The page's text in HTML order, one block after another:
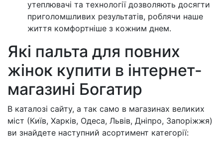
утеплювачі та технології дозволяють досягти
приголомшливих результатів, роблячи наше
життя комфортніше з кожним днем.
Які пальта для повних
жінок купити в інтернет-
магазині Богатир
В каталозі сайту, а так само в магазинах великих
міст (Київ, Харків, Одеса, Львів, Дніпро, Запоріжжя)
ви знайдете наступний асортимент категорії: